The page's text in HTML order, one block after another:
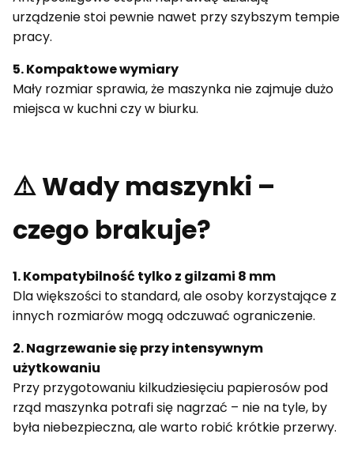
urządzenie stoi pewnie nawet przy szybszym tempie
pracy.
5. Kompaktowe wymiary
Mały rozmiar sprawia, że maszynka nie zajmuje dużo
miejsca w kuchni czy w biurku.
⚠️ Wady maszynki –
czego brakuje?
1. Kompatybilność tylko z gilzami 8 mm
Dla większości to standard, ale osoby korzystające z
innych rozmiarów mogą odczuwać ograniczenie.
2. Nagrzewanie się przy intensywnym
użytkowaniu
Przy przygotowaniu kilkudziesięciu papierosów pod
rząd maszynka potrafi się nagrzać – nie na tyle, by
była niebezpieczna, ale warto robić krótkie przerwy.